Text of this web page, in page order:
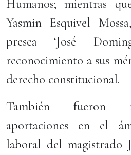
Humanos; mientras
Yasmin Esquivel
presea ‘José
reconocimiento a sus
derecho constitucional.
También fueron
aportaciones en el
laboral del magistrado